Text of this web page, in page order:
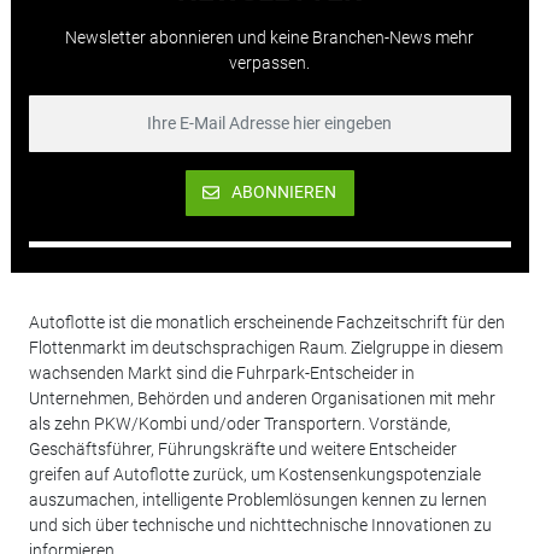
Newsletter abonnieren und keine Branchen-News mehr
verpassen.
ABONNIEREN
Autoflotte ist die monatlich erscheinende Fachzeitschrift für den
Flottenmarkt im deutschsprachigen Raum. Zielgruppe in diesem
wachsenden Markt sind die Fuhrpark-Entscheider in
Unternehmen, Behörden und anderen Organisationen mit mehr
als zehn PKW/Kombi und/oder Transportern. Vorstände,
Geschäftsführer, Führungskräfte und weitere Entscheider
greifen auf Autoflotte zurück, um Kostensenkungspotenziale
auszumachen, intelligente Problemlösungen kennen zu lernen
und sich über technische und nichttechnische Innovationen zu